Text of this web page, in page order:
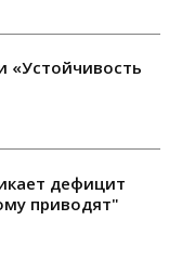
«Устойчивость
дефицит
приводят"